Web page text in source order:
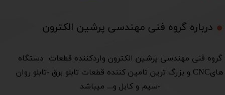
درباره گروه فنی مهندسی پرشین الکترون​​​​​​​
​گروه فنی مهندسی پرشین الکترون واردکننده قطعات دستگاه
هایCNC و بزرگ ترین تامین کننده قطعات تابلو برق -تابلو روان
-سیم و کابل و... میباشد